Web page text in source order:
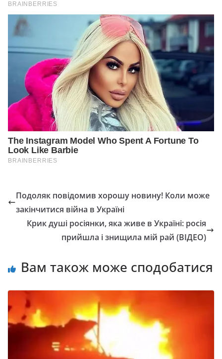
Подоляк повідомив хорошу новину! Коли може
закінчитися війна в Україні
Крик душі росіянки, яка живе в Україні: росія
прийшла і знищила мій рай (ВІДЕО)
Вам також може сподобатися